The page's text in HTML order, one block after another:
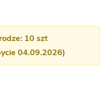
10 szt
04.09.2026)